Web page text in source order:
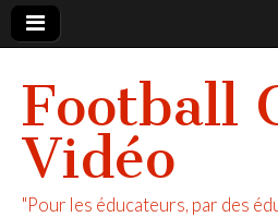
Football
Vidéo
"Pour les éducateurs, par des